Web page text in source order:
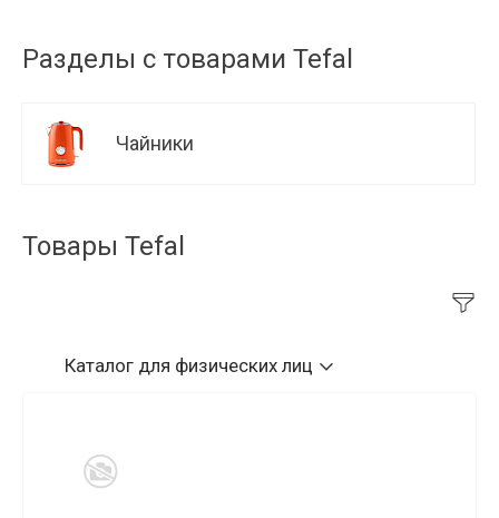
Разделы с товарами Tefal
Чайники
Товары Tefal
Каталог для физических лиц